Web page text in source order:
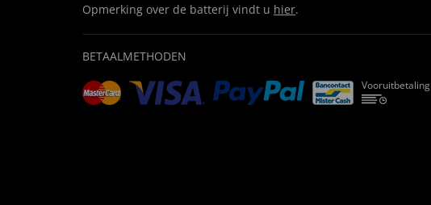
Opmerking over de batterij vindt u hier.
BETAALMETHODEN
Vooruitbetaling